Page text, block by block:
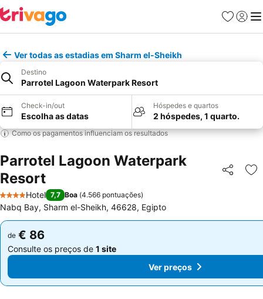
Favoritos
Iniciar
Ver todas as estadias em Sharm el-Sheikh
Destino
Parrotel Lagoon Waterpark Resort
Check-in/out
Escolha as datas
Hóspedes e quartos
2 hóspedes, 1 quarto.
Como os pagamentos influenciam os resultados
Parrotel Lagoon Waterpark
Resort
Partilhar
4 Estrelas
Hotel 7,7 Boa (4.566 pontuações)
Nabq Bay, Sharm el-Sheikh, 46628, Egipto
de € 86
Consulte os preços de 1 site
de € 86
Consulte os preços de 1 site
Ver preços